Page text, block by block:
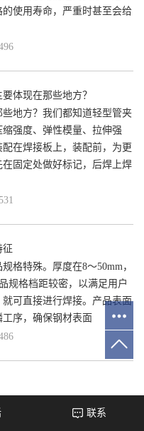
使用寿命，严重时甚至会给
体现在那些地方？
地方？我们都知道轻型管夹
强度、弹性模量、拉伸强
在焊接板上，装配前，为更
固定处做好标记，后焊上焊
征
格特殊。厚度在8～50mm，
规格档距较密，以满足用户
可直接进行焊接。产品表面
序，确保钢材表面
外径6-57mm。 双联系列
联系